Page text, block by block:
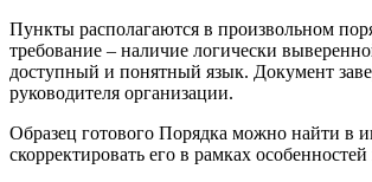
Пункты располагаются в произвольном
требование – наличие логически
доступный и понятный язык. Документ
руководителя организации.
Образец готового Порядка можно найти в
скорректировать его в рамках